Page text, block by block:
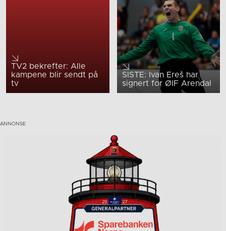
TV2 bekrefter: Alle
kampene blir sendt på
tv
SISTE: Ivan Ereš har
signert for ØIF Arendal